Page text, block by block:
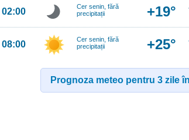
02:00
Cer senin, fără
precipitații
+19°
08:00
Cer senin, fără
precipitații
+25°
Prognoza meteo pentru 3 zile